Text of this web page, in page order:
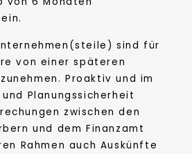
sind für
von einer späteren
Proaktiv und im
Planungssicherheit
zwischen den
und dem Finanzamt
Rahmen auch Auskünfte